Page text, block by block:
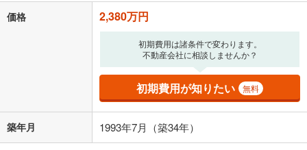
2,380万円
自己資金から住宅購入にかけられる金額を入力してくださ
い。一般的には物件価格の2割までが目安です。
万円
/回
価格 2,380万円
初期費用は諸条件で変わります。
不動産会社に相談しませんか？
初期費用が知りたい 無料
築年月 1993年7月（築34年）